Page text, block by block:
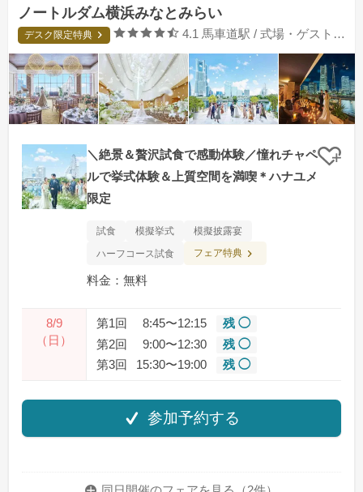
ノートルダム横浜みなとみらい
デスク限定特典 口コミ評価
4.1 馬車道駅 / 式場・ゲストハウス
＼絶景＆贅沢試食で感動体験／憧れチャペ
ルで挙式体験＆上質空間を満喫＊ハナユメ
限定
クリ
試食 模擬挙式
模擬披露宴
ハーフコース試食
フェア特典
料金：無料
8/9
（日）
第1回 8:45〜12:15
残 ◯
第2回
9:00〜12:30
残 ◯
第3回
15:30〜19:00 残 ◯
参加予約する